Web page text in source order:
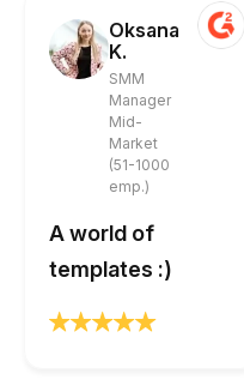
Oksana
K.
SMM
Manager
Mid-
Market
(51-1000
emp.)
A world of
templates :)